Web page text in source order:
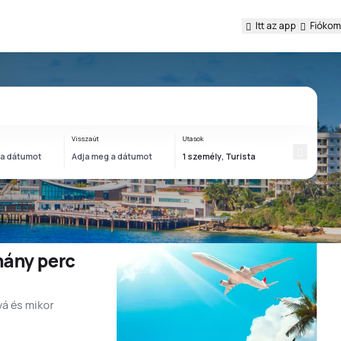
Itt az app Fiókom
Visszaút Utasok
perc
és mikor